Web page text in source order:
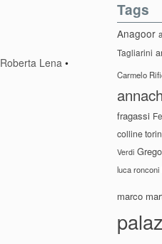
Roberta Lena •
Tags
Anagoor
Tagliarini
Carmelo
fragassi
colline
Verdi
luca ronconi
marco